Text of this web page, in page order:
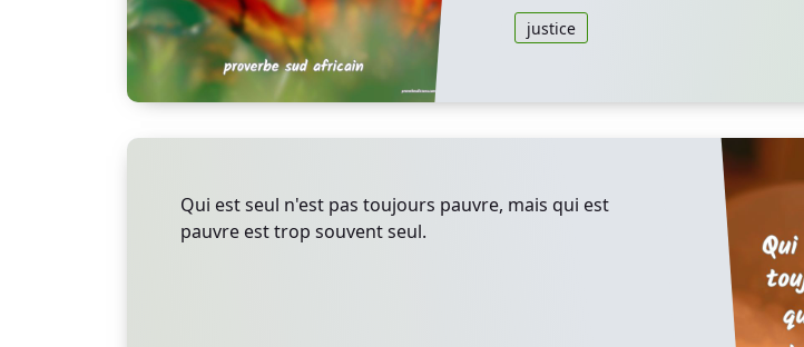
justice
Qui est seul n'est pas toujours pauvre, mais qui est
pauvre est trop souvent seul.